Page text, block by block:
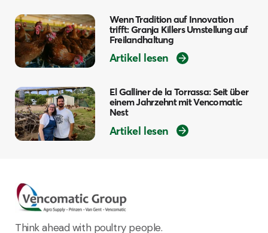
Wenn Tradition auf Innovation
trifft: Granja Killers Umstellung auf
Freilandhaltung
Artikel lesen
El Galliner de la Torrassa: Seit über
einem Jahrzehnt mit Vencomatic
Nest
Artikel lesen
Think ahead with poultry people.